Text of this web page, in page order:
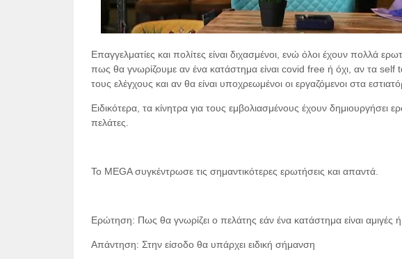
Επαγγελματίες και πολίτες είναι διχασμένοι, ενώ όλοι έχουν πολλά
πως θα γνωρίζουμε αν ένα κατάστημα είναι covid free ή όχι, αν τα self
τους ελέγχους και αν θα είναι υποχρεωμένοι οι εργαζόμενοι στα
Ειδικότερα, τα κίνητρα για τους εμβολιασμένους έχουν δημιουργήσει
πελάτες.
Το MEGA συγκέντρωσε τις σημαντικότερες ερωτήσεις και απαντά.
Eρώτηση: Πως θα γνωρίζει ο πελάτης εάν ένα κατάστημα είναι αμιγές ή
Απάντηση: Στην είσοδο θα υπάρχει ειδική σήμανση